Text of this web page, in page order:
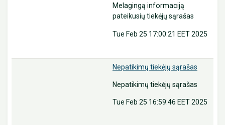
Melagingą informaciją
pateikusių tiekėjų sąrašas
Tue Feb 25 17:00:21 EET 2025
Nepatikimų tiekėjų sąrašas
Nepatikimų tiekėjų sąrašas
Tue Feb 25 16:59:46 EET 2025